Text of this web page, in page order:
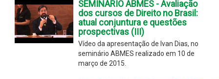
SEMINÁRIO ABMES - Avaliação
dos cursos de Direito no Brasil:
atual conjuntura e questões
prospectivas (III)
Vídeo da apresentação de Ivan Dias, no
seminário ABMES realizado em 10 de
março de 2015.